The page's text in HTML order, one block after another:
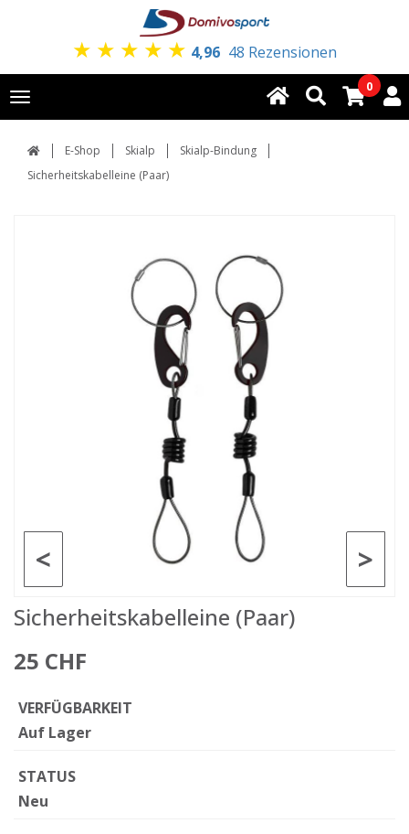
★ ★ ★ ★ ★ 4,96 48 Rezensionen
Toggle
navigation
0
E-Shop Skialp
Skialp-Bindung
Sicherheitskabelleine (Paar)
>
<
Sicherheitskabelleine (Paar)
25 CHF
VERFÜGBARKEIT
Auf Lager
STATUS
Neu